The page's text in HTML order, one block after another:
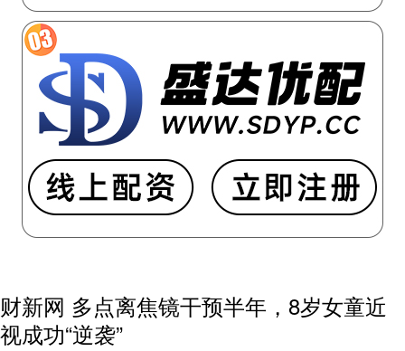
财新网 多点离焦镜干预半年，8岁女童近
视成功“逆袭”